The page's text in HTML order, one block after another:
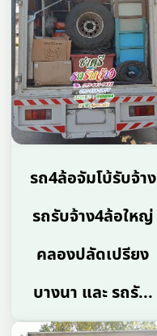
รถ4ล้อจัมโบ้รับจ้าง
รถรับจ้าง4ล้อใหญ่
คลองปลัดเปรียง
บางนา และ รถรั...